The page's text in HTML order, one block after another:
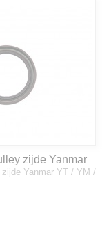
zijde Yanmar
Deere - 119934-
Yanmar YT / YM /